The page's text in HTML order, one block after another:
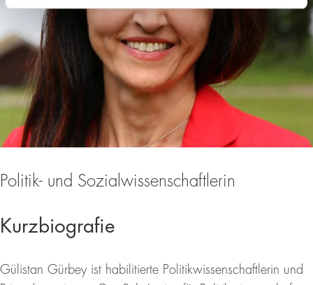
Politik- und Sozialwissenschaftlerin
Kurzbiografie
Gülistan Gürbey ist habilitierte Politikwissenschaftlerin und